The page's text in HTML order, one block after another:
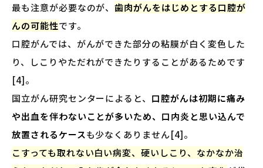
最も注意が必要なのが、歯肉がんをはじめとする口腔が
んの可能性です。
口腔がんでは、がんができた部分の粘膜が白く変色した
り、しこりやただれができたりすることがあるためです
[4]。
国立がん研究センターによると、 口腔がんは初期に痛み
や出血を伴わないことが多いため、口内炎と思い込んで
放置されるケースも少なくありません[4]。
こすっても取れない白い病変、硬いしこり、なかなか治